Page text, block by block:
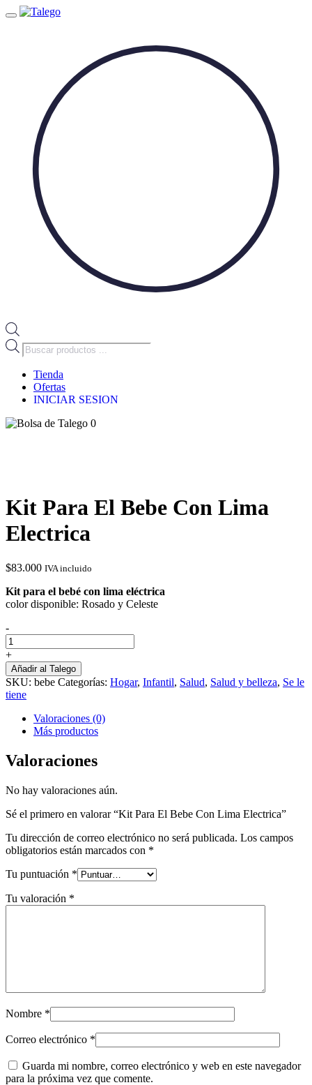
Búsqueda
de
productos
Tienda
Ofertas
INICIAR SESION
0
Kit Para El Bebe Con Lima
Electrica
$83.000 IVA incluido
Kit para el bebé con lima eléctrica
color disponible: Rosado y Celeste
-
Kit
Para
El
Bebe
Con
Lima
Electrica
cantidad
+
Añadir al Talego
SKU: bebe Categorías: Hogar, Infantil, Salud, Salud y belleza, Se le
tiene
Valoraciones (0)
Más productos
Valoraciones
No hay valoraciones aún.
Sé el primero en valorar “Kit Para El Bebe Con Lima Electrica”
Tu dirección de correo electrónico no será publicada. Los campos
obligatorios están marcados con *
Tu puntuación *
Tu valoración *
Nombre *
Correo electrónico *
Guarda mi nombre, correo electrónico y web en este navegador
para la próxima vez que comente.